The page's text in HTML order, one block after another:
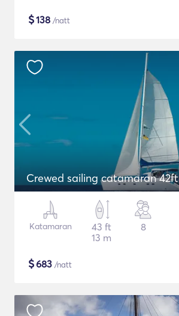
$138 /natt
Crewed sailing catamaran 42ft
Katamaran
43 ft
13 m
8
$683 /natt